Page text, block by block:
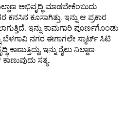
ಅಭಿವೃದ್ಧಿ ಮಾಡಬೇಕೆಂಬುದು
ಕೂಸಾಗಿತ್ತು. ಇನ್ನು ಆ ಪ್ರಕಾರ
ಇನ್ನು ಕಾಮಗಾರಿ ಪೂರ್ಣಗೊಂಡು
ಬೆಳಗಾವಿ ನಗರ ಈಗಾಗಲೇ ಸ್ಮಾರ್ಟ್ ಸಿಟಿ
ಇನ್ನು ರೈಲು ನಿಲ್ದಾಣ
ಸತ್ಯ.